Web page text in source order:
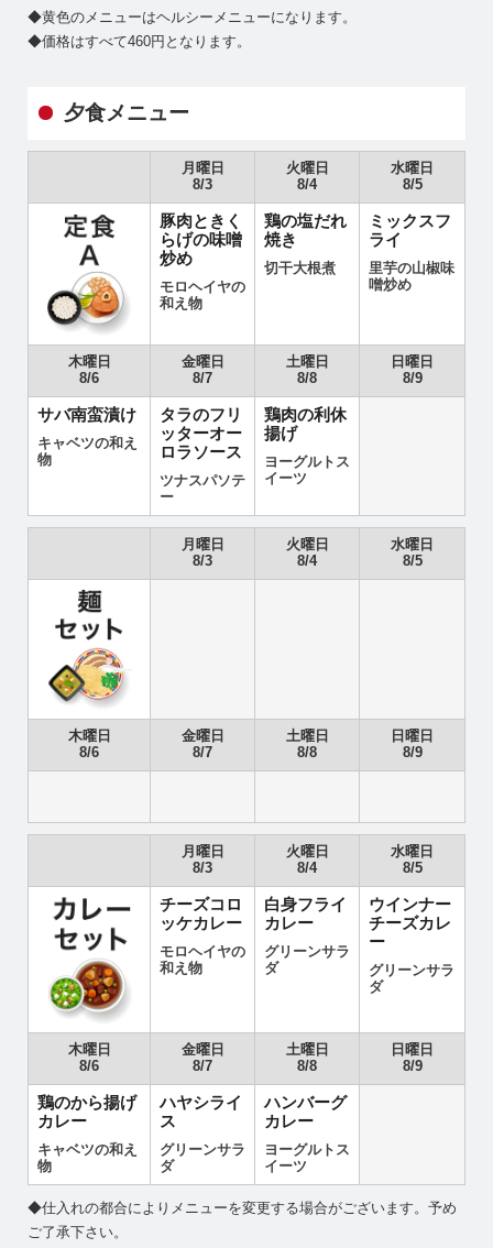
◆黄色のメニューはヘルシーメニューになります。
◆価格はすべて460円となります。
夕食メニュー
月曜日
8/3
火曜日
8/4
水曜日
8/5
豚肉ときく
らげの味噌
炒め
モロヘイヤの
和え物
鶏の塩だれ
焼き
切干大根煮
ミックスフ
ライ
里芋の山椒味
噌炒め
木曜日
8/6
金曜日
8/7
土曜日
8/8
日曜日
8/9
サバ南蛮漬け
キャベツの和え
物
タラのフリ
ッターオー
ロラソース
ツナスパソテ
ー
鶏肉の利休
揚げ
ヨーグルトス
イーツ
月曜日
8/3
火曜日
8/4
水曜日
8/5
木曜日
8/6
金曜日
8/7
土曜日
8/8
日曜日
8/9
月曜日
8/3
火曜日
8/4
水曜日
8/5
チーズコロ
ッケカレー
モロヘイヤの
和え物
白身フライ
カレー
グリーンサラ
ダ
ウインナー
チーズカレ
ー
グリーンサラ
ダ
木曜日
8/6
金曜日
8/7
土曜日
8/8
日曜日
8/9
鶏のから揚げ
カレー
キャベツの和え
物
ハヤシライ
ス
グリーンサラ
ダ
ハンバーグ
カレー
ヨーグルトス
イーツ
◆仕入れの都合によりメニューを変更する場合がございます。予め
ご了承下さい。